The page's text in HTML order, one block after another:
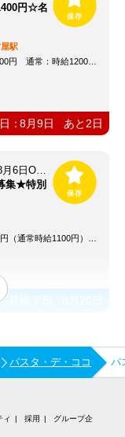
円☆名
駅
時給1200円～＋交通費全額支給
：8月9日 あと 2日
業務スーパー 那覇あけぼの店 ※2026年8月6日OPEN
集★特別
給1100円）※各種手当あり
募終了日：
パスタ・デ・ココ パ
ィ 採用
グループ企